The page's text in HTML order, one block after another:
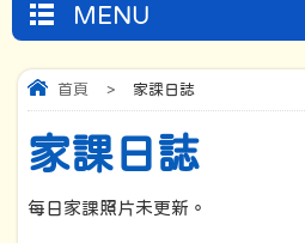
MENU
首頁 > 家課日誌
家課日誌
每日家課照片未更新。